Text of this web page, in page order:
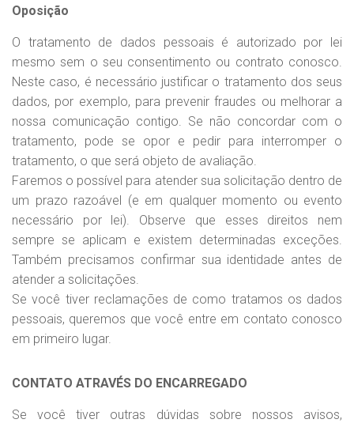
Oposição
O tratamento de dados pessoais é autorizado por lei
mesmo sem o seu consentimento ou contrato conosco.
Neste caso, é necessário justificar o tratamento dos seus
dados, por exemplo, para prevenir fraudes ou melhorar a
nossa comunicação contigo. Se não concordar com o
tratamento, pode se opor e pedir para interromper o
tratamento, o que será objeto de avaliação.
Faremos o possível para atender sua solicitação dentro de
um prazo razoável (e em qualquer momento ou evento
necessário por lei). Observe que esses direitos nem
sempre se aplicam e existem determinadas exceções.
Também precisamos confirmar sua identidade antes de
atender a solicitações.
Se você tiver reclamações de como tratamos os dados
pessoais, queremos que você entre em contato conosco
em primeiro lugar.
CONTATO ATRAVÉS DO ENCARREGADO
Se você tiver outras dúvidas sobre nossos avisos,